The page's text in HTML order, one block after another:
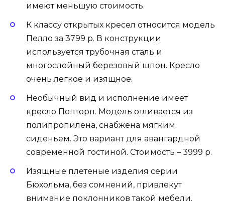
имеют меньшую стоимость.
К классу открытых кресел относится модель
Пелло за 3799 р. В конструкции
используется трубочная сталь и
многослойный березовый шпон. Кресло
очень легкое и изящное.
Необычный вид и исполнение имеет
кресло Попторп. Модель отливается из
полипропилена, снабжена мягким
сиденьем. Это вариант для авангардной
современной гостиной. Стоимость – 3999 р.
Изящные плетеные изделия серии
Бюхольма, без сомнений, привлекут
внимание поклонников такой мебели.